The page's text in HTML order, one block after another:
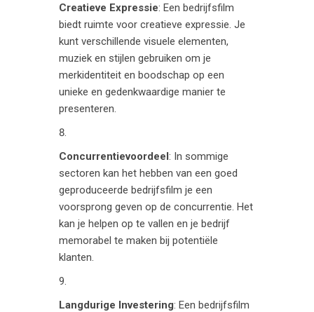
Creatieve Expressie: Een bedrijfsfilm
biedt ruimte voor creatieve expressie. Je
kunt verschillende visuele elementen,
muziek en stijlen gebruiken om je
merkidentiteit en boodschap op een
unieke en gedenkwaardige manier te
presenteren.
Concurrentievoordeel: In sommige
sectoren kan het hebben van een goed
geproduceerde bedrijfsfilm je een
voorsprong geven op de concurrentie. Het
kan je helpen op te vallen en je bedrijf
memorabel te maken bij potentiële
klanten.
Langdurige Investering: Een bedrijfsfilm